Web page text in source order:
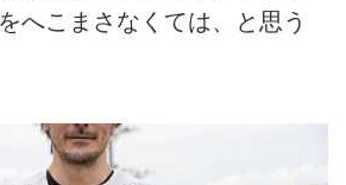
へこまさなくては、と思う